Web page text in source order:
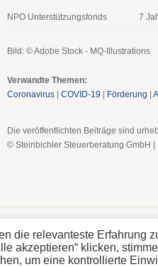
NPO Unterstützungsfonds 7
Bild: © Adobe Stock - MQ-Illustrations
Verwandte Themen:
Coronavirus| COVID-19 Förderung
Die veröffentlichten Beiträge sind
© Steinbichler Steuerberatung GmbH |
© 2026 Steinbichler Steuerberatung
die relevanteste Erfahrung
akzeptieren“ klicken,
um eine kontrollierte